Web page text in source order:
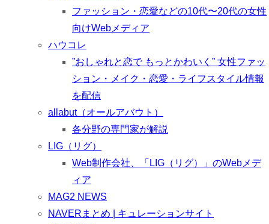
ファッション・恋愛などの10代〜20代の女性
向けWebメディア
ハウコレ
”おしゃれと恋で もっとかわいく” 女性ファッ
ション・メイク・恋愛・ライフスタイル情報
を配信
allabut（オールアバウト）
各分野の専門家が解説
LIG（リグ）
Web制作会社、「LIG（リグ）」のWebメデ
ィア
MAG2 NEWS
NAVERまとめ | キュレーションサイト